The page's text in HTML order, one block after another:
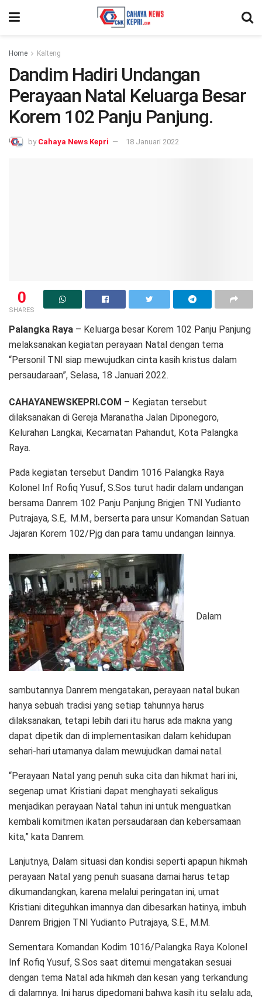
Home Kalteng
Dandim Hadiri Undangan
Perayaan Natal Keluarga Besar
Korem 102 Panju Panjung.
by Cahaya News Kepri 18 Januari 2022
0
SHARES
Palangka Raya – Keluarga besar Korem 102 Panju Panjung
melaksanakan kegiatan perayaan Natal dengan tema
“Personil TNI siap mewujudkan cinta kasih kristus dalam
persaudaraan”, Selasa, 18 Januari 2022.
CAHAYANEWSKEPRI.COM – Kegiatan tersebut
dilaksanakan di Gereja Maranatha Jalan Diponegoro,
Kelurahan Langkai, Kecamatan Pahandut, Kota Palangka
Raya.
Pada kegiatan tersebut Dandim 1016 Palangka Raya
Kolonel Inf Rofiq Yusuf, S.Sos turut hadir dalam undangan
bersama Danrem 102 Panju Panjung Brigjen TNI Yudianto
Putrajaya, S.E,. M.M., berserta para unsur Komandan Satuan
Jajaran Korem 102/Pjg dan para tamu undangan lainnya.
Dalam
sambutannya Danrem mengatakan, perayaan natal bukan
hanya sebuah tradisi yang setiap tahunnya harus
dilaksanakan, tetapi lebih dari itu harus ada makna yang
dapat dipetik dan di implementasikan dalam kehidupan
sehari-hari utamanya dalam mewujudkan damai natal.
“Perayaan Natal yang penuh suka cita dan hikmat hari ini,
segenap umat Kristiani dapat menghayati sekaligus
menjadikan perayaan Natal tahun ini untuk menguatkan
kembali komitmen ikatan persaudaraan dan kebersamaan
kita,” kata Danrem.
Lanjutnya, Dalam situasi dan kondisi seperti apapun hikmah
perayaan Natal yang penuh suasana damai harus tetap
dikumandangkan, karena melalui peringatan ini, umat
Kristiani diteguhkan imannya dan dibesarkan hatinya, imbuh
Danrem Brigjen TNI Yudianto Putrajaya, S.E., M.M.
Sementara Komandan Kodim 1016/Palangka Raya Kolonel
Inf Rofiq Yusuf, S.Sos saat ditemui mengatakan sesuai
dengan tema Natal ada hikmah dan kesan yang terkandung
di dalamnya. Ini harus dipedomani bahwa kasih itu selalu ada,